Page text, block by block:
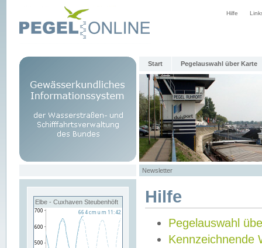
Hilfe
Start Pegelauswahl über Karte
Newsletter
Elbe - Cuxhaven Steubenhöft Hilfe
Pegelauswahl
Kennzeichnende